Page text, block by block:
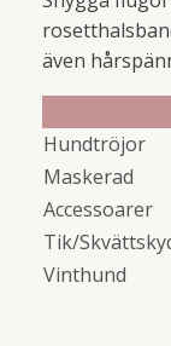
även
Hundtröjor
Maskerad
Accessoarer
Tik/
Vinthund